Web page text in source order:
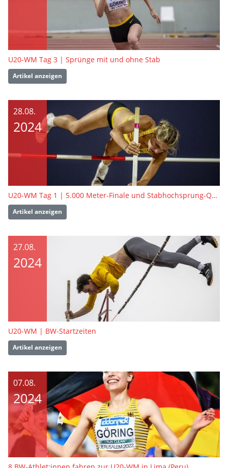
U20-WM Tag 3 | Sprünge mit und ohne Stab
Artikel anzeigen
28.08.
2024
U20-WM Tag 1 | 5.000 Meter-Finale und Stabhochsprung-Quali
Artikel anzeigen
27.08.
2024
U20-WM | BW-Startzeiten
Artikel anzeigen
07.08.
2024